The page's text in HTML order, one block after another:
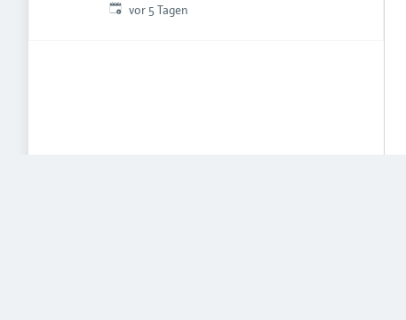
Veröffentlicht:
vor 5 Tagen